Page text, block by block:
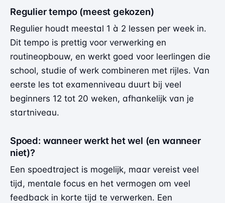
Regulier tempo (meest gekozen)
Regulier houdt meestal 1 à 2 lessen per week in.
Dit tempo is prettig voor verwerking en
routineopbouw, en werkt goed voor leerlingen die
school, studie of werk combineren met rijles. Van
eerste les tot examenniveau duurt bij veel
beginners 12 tot 20 weken, afhankelijk van je
startniveau.
Spoed: wanneer werkt het wel (en wanneer
niet)?
Een spoedtraject is mogelijk, maar vereist veel
tijd, mentale focus en het vermogen om veel
feedback in korte tijd te verwerken. Een